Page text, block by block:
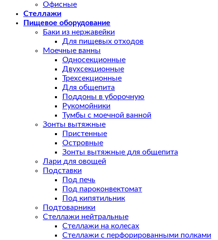
Офисные
Стеллажи
Пищевое оборудование
Баки из нержавейки
Для пищевых отходов
Моечные ванны
Односекционные
Двухсекционные
Трехсекционные
Для общепита
Поддоны в уборочную
Рукомойники
Тумбы с моечной ванной
Зонты вытяжные
Пристенные
Островные
Зонты вытяжные для общепита
Лари для овощей
Подставки
Под печь
Под пароконвектомат
Под кипятильник
Подтоварники
Стеллажи нейтральные
Стеллажи на колесах
Стеллажи с перфорированными полками